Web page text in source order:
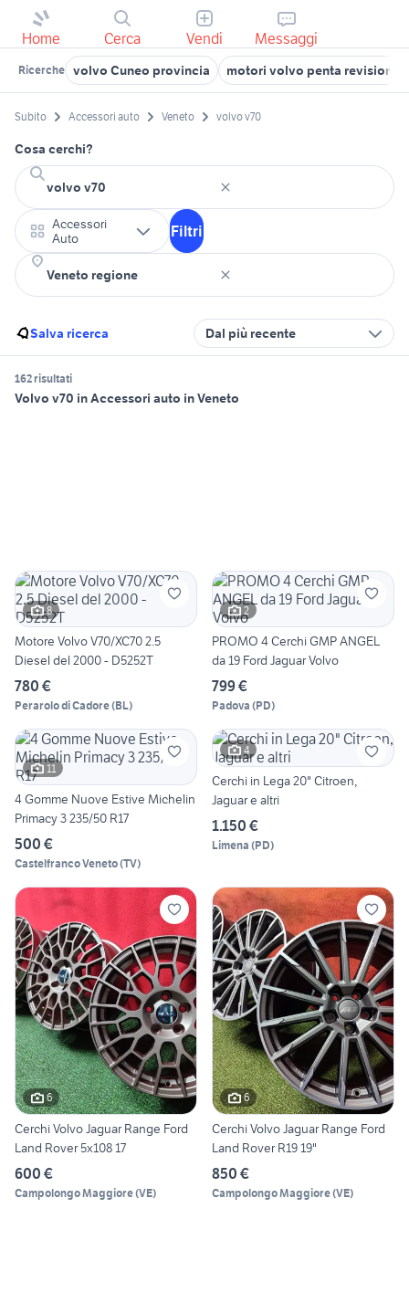
Home Cerca Vendi Messaggi
Ricerche volvo Cuneo provincia motori volvo penta revisionati
Subito Accessori auto Veneto volvo v70
Cosa cerchi?
Accessori
Auto
Filtri
Salva ricerca Dal più recente
162 risultati
Volvo v70 in Accessori auto in Veneto
8
Motore Volvo V70/XC70 2.5
Diesel del 2000 - D5252T
780 €
Perarolo di Cadore(BL)
2
PROMO 4 Cerchi GMP ANGEL
da 19 Ford Jaguar Volvo
799 €
Padova (PD)
11
4 Gomme Nuove Estive Michelin
Primacy 3 235/50 R17
500 €
Castelfranco Veneto(TV)
4
Cerchi in Lega 20" Citroen,
Jaguar e altri
1.150 €
Limena (PD)
6
Cerchi Volvo Jaguar Range Ford
Land Rover 5x108 17
600 €
Campolongo Maggiore(VE)
6
Cerchi Volvo Jaguar Range Ford
Land Rover R19 19"
850 €
Campolongo Maggiore(VE)